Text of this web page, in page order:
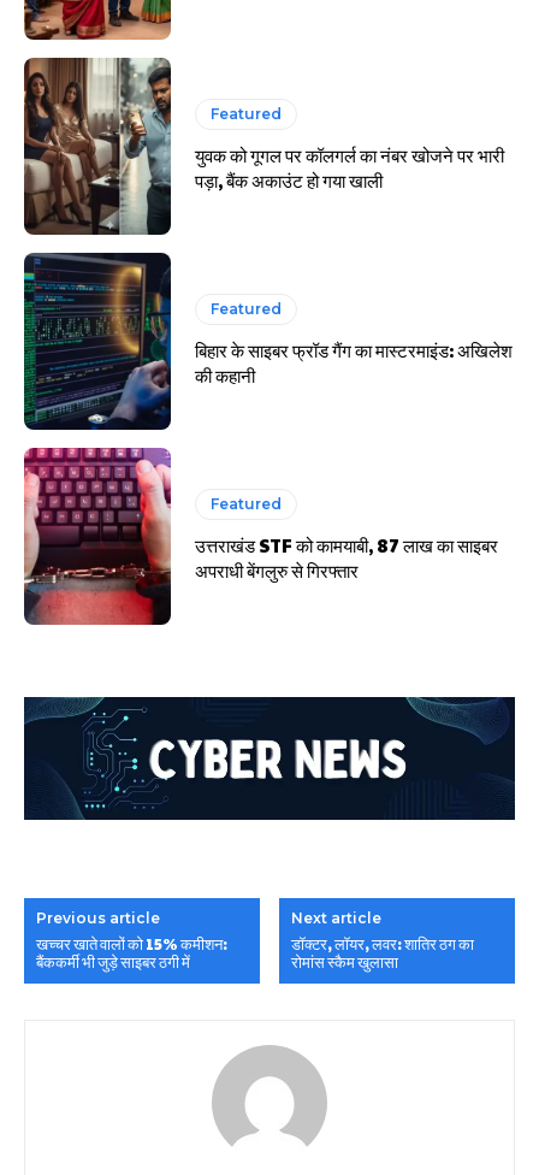
Featured
युवक को गूगल पर कॉलगर्ल का नंबर खोजने पर भारी
पड़ा, बैंक अकाउंट हो गया खाली
Featured
बिहार के साइबर फ्रॉड गैंग का मास्टरमाइंड: अखिलेश
की कहानी
Featured
उत्तराखंड STF को कामयाबी, 87 लाख का साइबर
अपराधी बेंगलुरु से गिरफ्तार
Previous article
खच्चर खाते वालों को 15% कमीशन:
बैंककर्मी भी जुड़े साइबर ठगी में
Next article
डॉक्टर, लॉयर, लवर: शातिर ठग का
रोमांस स्कैम खुलासा